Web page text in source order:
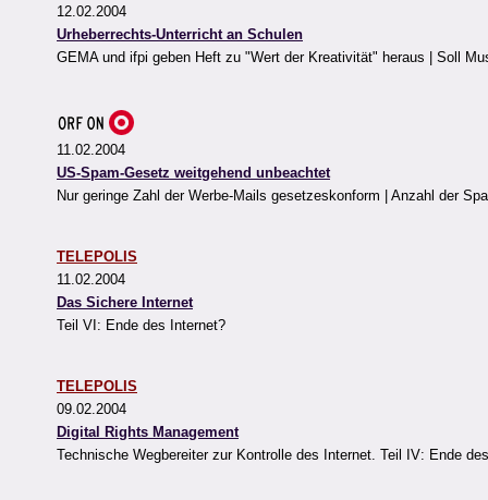
12.02.2004
Urheberrechts-Unterricht an Schulen
GEMA und ifpi geben Heft zu "Wert der Kreativität" heraus | Soll
11.02.2004
US-Spam-Gesetz weitgehend unbeachtet
Nur geringe Zahl der Werbe-Mails gesetzeskonform | Anzahl der
TELEPOLIS
11.02.2004
Das Sichere Internet
Teil VI: Ende des Internet?
TELEPOLIS
09.02.2004
Digital Rights Management
Technische Wegbereiter zur Kontrolle des Internet. Teil IV: Ende